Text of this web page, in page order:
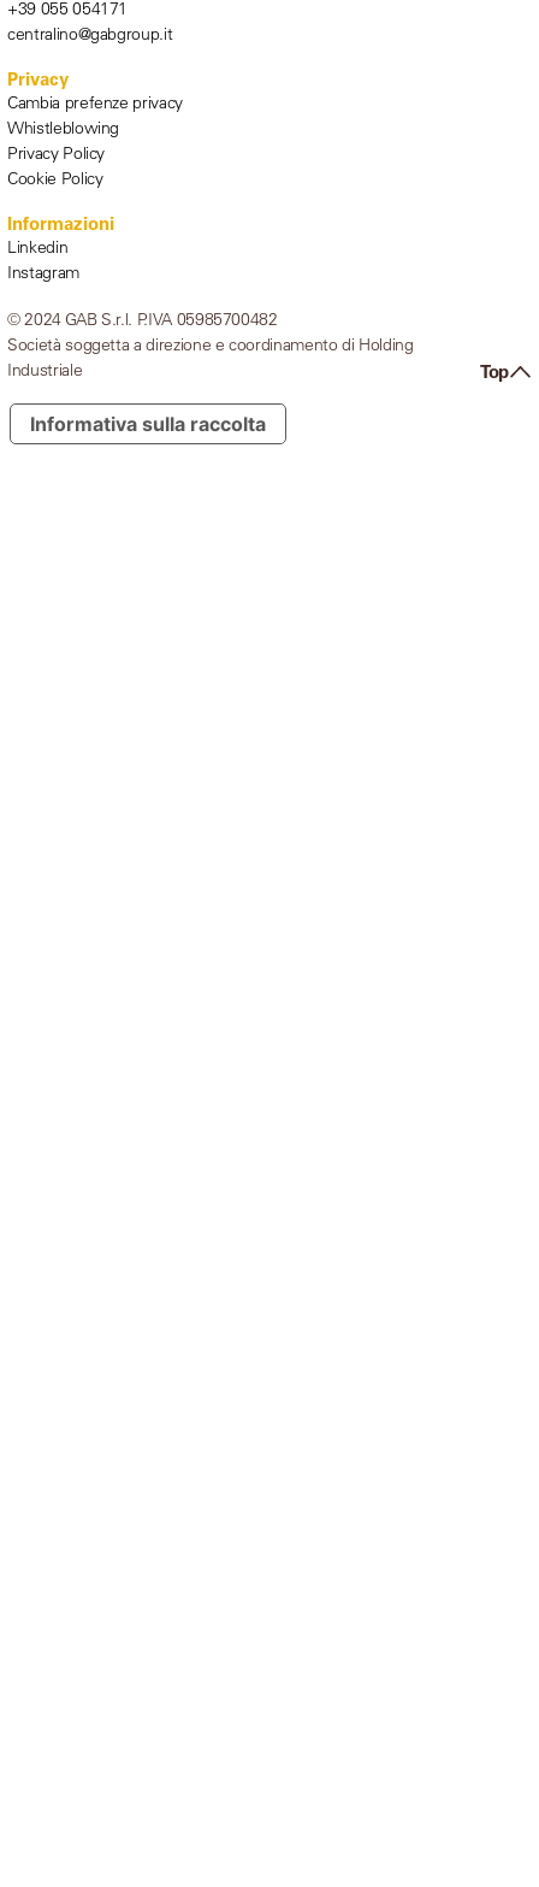
+39 055 054171
centralino@gabgroup.it
Privacy
Cambia prefenze privacy
Whistleblowing
Privacy Policy
Cookie Policy
Informazioni
Linkedin
Instagram
© 2024 GAB S.r.l. P.IVA 05985700482
Società soggetta a direzione e coordinamento di Holding
Industriale
Top
Informativa sulla raccolta